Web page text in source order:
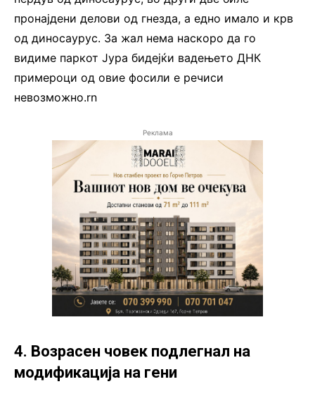
пронајдени делови од гнезда, а едно имало и крв
од диносаурус. За жал нема наскоро да го
видиме паркот Јура бидејќи вадењето ДНК
примероци од овие фосили е речиси
невозможно.rn
Реклама
4. Возрасен човек подлегнал на
модификација на гени